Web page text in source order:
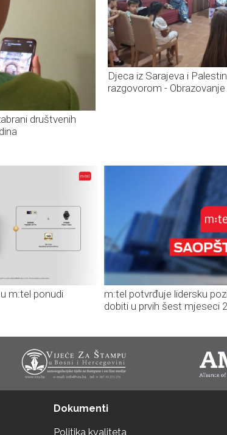
društvenih
Djeca iz Sarajeva i
razgovorom -
m:tel ponudi
m:tel potvrđuje lidersku
dobiti u prvih šest mjeseci
Dokumenti
Politika kvaliteta